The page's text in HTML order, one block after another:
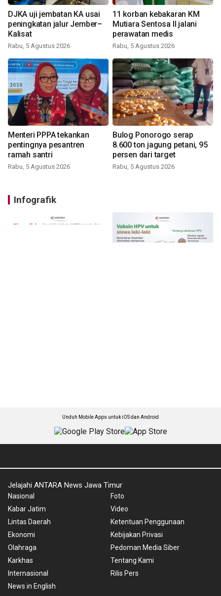
DJKA uji jembatan KA usai
peningkatan jalur Jember–
Kalisat
Rabu, 5 Agustus 2026
11 korban kebakaran KM
Mutiara Sentosa II jalani
perawatan medis
Rabu, 5 Agustus 2026
Menteri PPPA tekankan
pentingnya pesantren
ramah santri
Rabu, 5 Agustus 2026
Bulog Ponorogo serap
8.600 ton jagung petani, 95
persen dari target
Rabu, 5 Agustus 2026
Infografik
Unduh Mobile Apps untuk iOS dan Android
Jelajahi ANTARA News Jawa Timur
Nasional
Kabar Jatim
Lintas Daerah
Ekonomi
Olahraga
Karkhas
Internasional
News in English
Foto
Video
Ketentuan Penggunaan
Kebijakan Privasi
Pedoman Media Siber
Tentang Kami
Rilis Pers